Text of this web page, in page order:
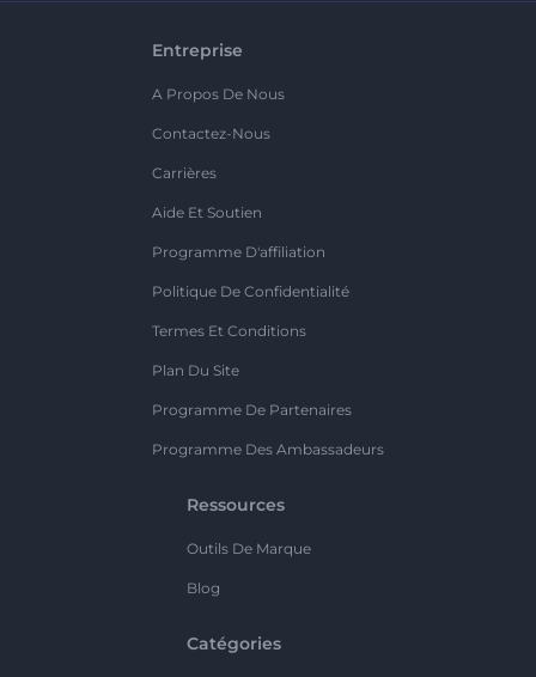
Entreprise
A Propos De Nous
Contactez-Nous
Carrières
Aide Et Soutien
Programme D'affiliation
Politique De Confidentialité
Termes Et Conditions
Plan Du Site
Programme De Partenaires
Programme Des Ambassadeurs
Ressources
Outils De Marque
Blog
Catégories